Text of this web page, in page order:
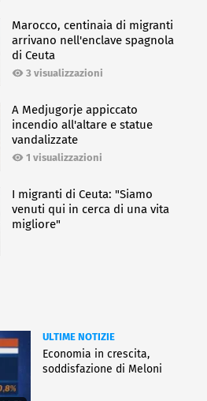
Marocco, centinaia di migranti
arrivano nell'enclave spagnola
di Ceuta
3 visualizzazioni
A Medjugorje appiccato
incendio all'altare e statue
vandalizzate
1 visualizzazioni
I migranti di Ceuta: "Siamo
venuti qui in cerca di una vita
migliore"
ULTIME NOTIZIE
Economia in crescita,
soddisfazione di Meloni